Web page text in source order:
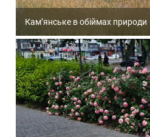
Кам’янське в обіймах природи